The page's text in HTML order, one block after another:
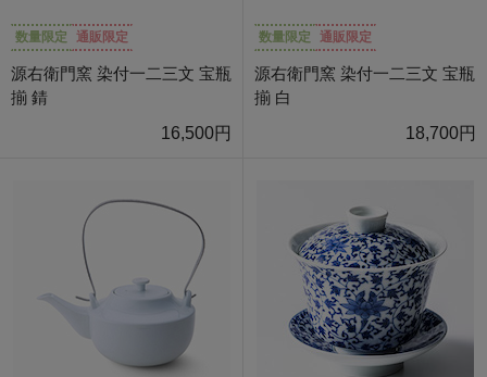
数量限定 通販限定
源右衛門窯 染付一二三文 宝瓶
揃 錆
16,500円
数量限定 通販限定
源右衛門窯 染付一二三文 宝瓶
揃 白
18,700円